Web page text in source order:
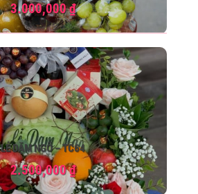
3.000,000₫
LỄ DẶM NGÕ – TC64
2.500,000₫